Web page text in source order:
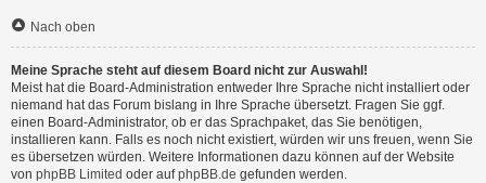
Nach oben
Meine Sprache steht auf diesem Board nicht zur Auswahl!
Meist hat die Board-Administration entweder Ihre Sprache nicht installiert oder
niemand hat das Forum bislang in Ihre Sprache übersetzt. Fragen Sie ggf.
einen Board-Administrator, ob er das Sprachpaket, das Sie benötigen,
installieren kann. Falls es noch nicht existiert, würden wir uns freuen, wenn Sie
es übersetzen würden. Weitere Informationen dazu können auf der Website
von phpBB Limited oder aufphpBB.de gefunden werden.